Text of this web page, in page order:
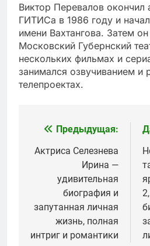
Виктор Перевалов окончил
ГИТИСа в 1986 году и
имени Вахтангова. Затем
Московский Губернский
нескольких фильмах и
занимался озвучиванием и
телепроектах.
Навигация
по
записям
Предыдущая:
Актриса Селезнева
Ирина —
удивительная
биография и
запутанная личная
жизнь, полная
интриг и романтики